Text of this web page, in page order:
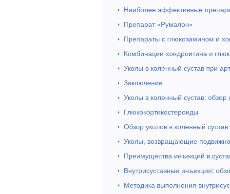
Наиболее эффективные
Препарат «Румалон»
Препараты с глюкозамином и
Комбинации хондроитина и
Уколы в коленный сустав при
Заключение
Уколы в коленный сустав:
Глюкокортикостероиды
Обзор уколов в коленный
Уколы, возвращающие
Преимущества инъекций в
Внутрисуставные инъекции:
Методика выполнения